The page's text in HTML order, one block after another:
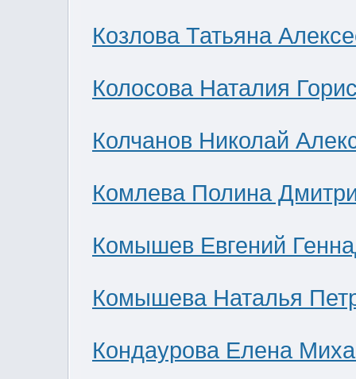
Козлова Татьяна
Колосова Наталия
Колчанов Николай
Комлева Полина
Комышев Евгений
Комышева Наталья
Кондаурова Елена